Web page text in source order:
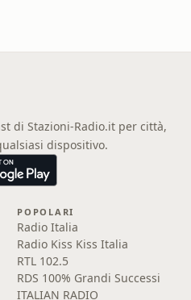
di Stazioni-Radio.it per città,
dispositivo.
POPOLARI
Radio Italia
Radio Kiss Kiss Italia
RTL 102.5
RDS 100% Grandi Successi
ITALIAN RADIO